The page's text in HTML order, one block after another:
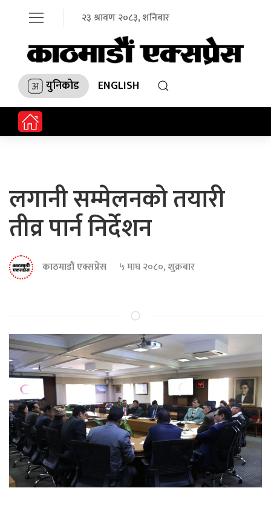
२३ श्रावण २०८३, शनिबार
युनिकोड ENGLISH
लगानी सम्मेलनको तयारी
तीव्र पार्न निर्देशन
काठमाडौं एक्सप्रेस ५ माघ २०८०, शुक्रबार